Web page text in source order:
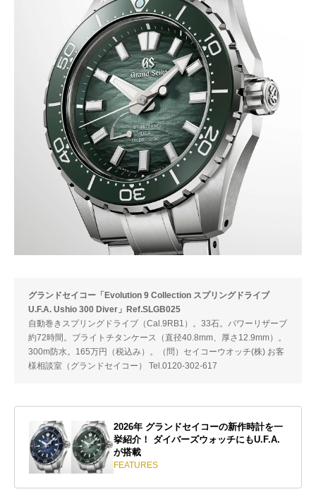
グランドセイコー「Evolution 9 Collection スプリングドライブ
U.F.A. Ushio 300 Diver」Ref.SLGB025
自動巻きスプリングドライブ（Cal.9RB1）。33石。パワーリザーブ
約72時間。ブライトチタンケース（直径40.8mm、厚さ12.9mm）。
300m防水。165万円（税込み）。（問）セイコーウオッチ(株) お客
様相談室（グランドセイコー） Tel.0120-302-617
2026年 グランドセイコーの新作時計を一
挙紹介！ ダイバーズウォッチにもU.F.A.
が搭載
FEATURES